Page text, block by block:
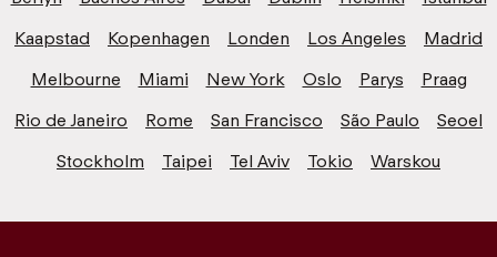
Kaapstad
Kopenhagen Londen Los Angeles
Madrid
Melbourne
Miami New York Oslo Parys
Praag
Rio de Janeiro
Rome San Francisco São Paulo
Seoel
Stockholm
Taipei Tel Aviv Tokio Warskou